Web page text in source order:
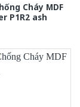
Cháy MDF
P1R2 ash